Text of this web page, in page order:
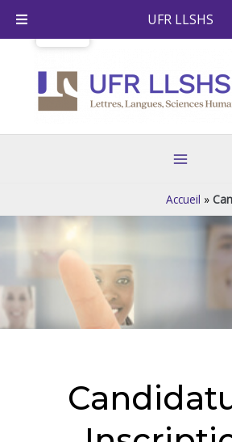
Menu
Accueil »
UFR LLSHS